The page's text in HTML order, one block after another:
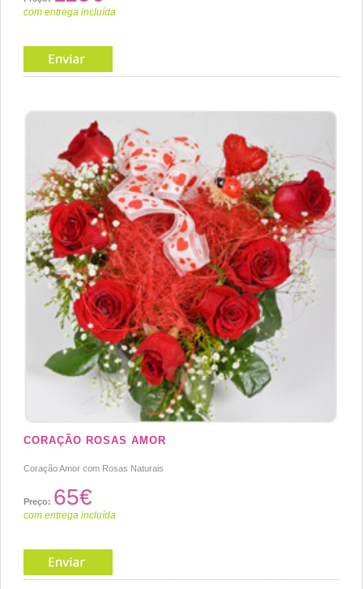
com entrega incluída
CORAÇÃO ROSAS AMOR
Coração Amor com Rosas Naturais
Preço: 65€
com entrega incluída